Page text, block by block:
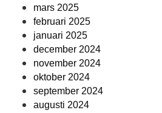
mars 2025
februari 2025
januari 2025
december 2024
november 2024
oktober 2024
september 2024
augusti 2024